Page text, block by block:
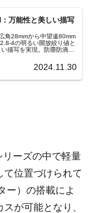
万能性と美しい描写
角28mmから中望遠80mm
4の明るい開放絞り値と
描写を実現。防塵防滴構
2024.11.30
リーズの中で軽量
て位置づけられて
ー）の搭載によ
が可能となり、